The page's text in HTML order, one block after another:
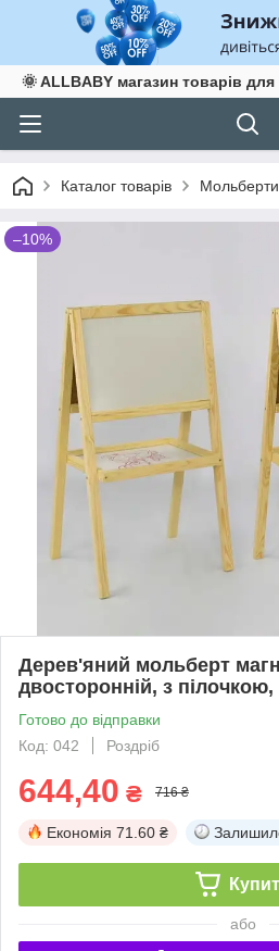
🌞 ALLBABY магазин товарів для
Каталог товарів
–10%
Дерев'яний мольберт
двосторонній, з
Готово до відправки
Код: 042
Роздріб
644,40 ₴ 716 ₴
Економія 71.60 ₴
або